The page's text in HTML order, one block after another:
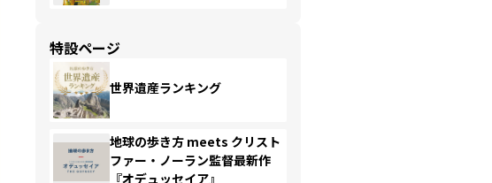
特設ページ
世界遺産ランキング
地球の歩き方 meets クリスト
ファー・ノーラン監督最新作
『オデュッセイア』